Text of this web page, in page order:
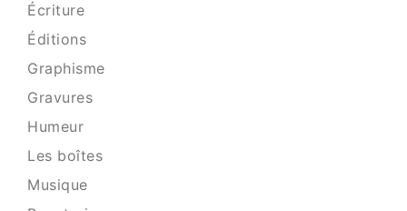
Écriture
Éditions
Graphisme
Gravures
Humeur
Les boîtes
Musique